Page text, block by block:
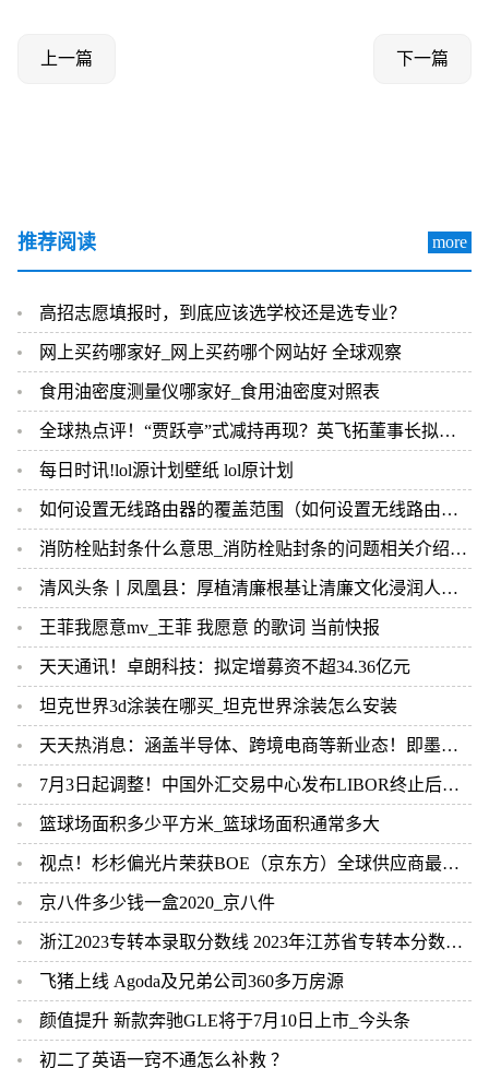
上一篇 下一篇
推荐阅读 more
高招志愿填报时，到底应该选学校还是选专业？
网上买药哪家好_网上买药哪个网站好 全球观察
食用油密度测量仪哪家好_食用油密度对照表
全球热点评！“贾跃亭”式减持再现？英飞拓董事长拟套现5亿元再借给公司
每日时讯!lol源计划壁纸 lol原计划
如何设置无线路由器的覆盖范围（如何设置无线路由器的密码）
消防栓贴封条什么意思_消防栓贴封条的问题相关介绍简介
清风头条丨凤凰县：厚植清廉根基让清廉文化浸润人心_每日快播
王菲我愿意mv_王菲 我愿意 的歌词 当前快报
天天通讯！卓朗科技：拟定增募资不超34.36亿元
坦克世界3d涂装在哪买_坦克世界涂装怎么安装
天天热消息：涵盖半导体、跨境电商等新业态！即墨综合保税区智能制造产业园今年8月份交付
7月3日起调整！中国外汇交易中心发布LIBOR终止后银行间外汇市场相关业务安排
篮球场面积多少平方米_篮球场面积通常多大
视点！杉杉偏光片荣获BOE（京东方）全球供应商最高荣誉钻石奖
京八件多少钱一盒2020_京八件
浙江2023专转本录取分数线 2023年江苏省专转本分数线_全球快消息
飞猪上线 Agoda及兄弟公司360多万房源
颜值提升 新款奔驰GLE将于7月10日上市_今头条
初二了英语一窍不通怎么补救 ？